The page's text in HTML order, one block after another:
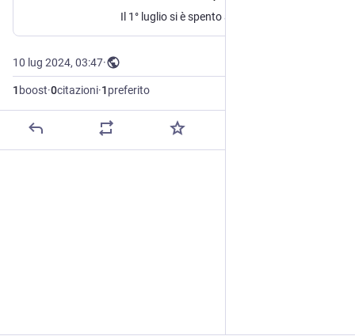
10 lug 2024, 03:47·
1 boost·0citazioni·1preferito